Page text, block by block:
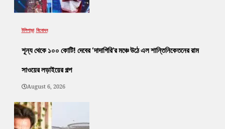
টলিপাড়া বিনোদন
শূন্য থেকে ১০০ কোটি! দেবের ‘দাদাগিরি’র মঞ্চে উঠে এল শান্তিনিকেতনের রাম
সাওয়ের লড়াইয়ের গল্প
August 6, 2026